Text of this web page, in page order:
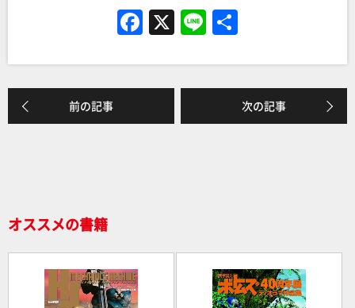
F
c
e
b
X Li
e
前の記事 次の記事
オススメの書籍